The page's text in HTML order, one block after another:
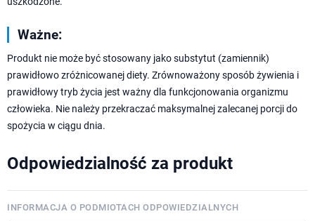
Ważne:
Produkt nie może być stosowany jako substytut (zamiennik)
prawidłowo zróżnicowanej diety. Zrównoważony sposób żywienia i
prawidłowy tryb życia jest ważny dla funkcjonowania organizmu
człowieka. Nie należy przekraczać maksymalnej zalecanej porcji do
spożycia w ciągu dnia.
Odpowiedzialność za produkt
INFORMACJA O PODMIOTACH ODPOWIEDZIALNYCH